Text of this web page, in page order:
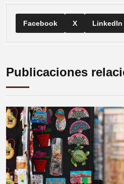
Facebook X LinkedIn
Publicaciones